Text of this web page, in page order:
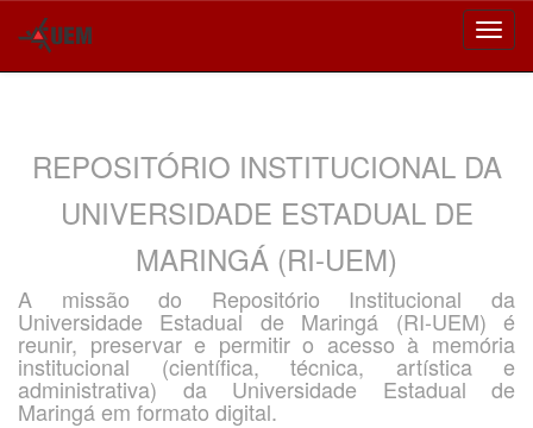
REPOSITÓRIO INSTITUCIONAL DA
UNIVERSIDADE ESTADUAL DE
MARINGÁ (RI-UEM)
A missão do Repositório Institucional da
Universidade Estadual de Maringá (RI-UEM) é
reunir, preservar e permitir o acesso à memória
institucional (científica, técnica, artística e
administrativa) da Universidade Estadual de
Maringá em formato digital.